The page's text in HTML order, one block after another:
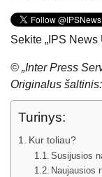
Sekite „IPS News
© „Inter Press
Originalus
Turinys:
Kur toliau?
Susijusios
Naujausios